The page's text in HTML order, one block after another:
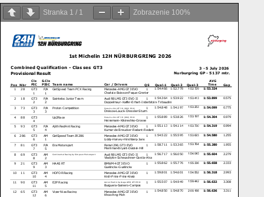
Stranka 1 / 1 Zobrazenie 100%